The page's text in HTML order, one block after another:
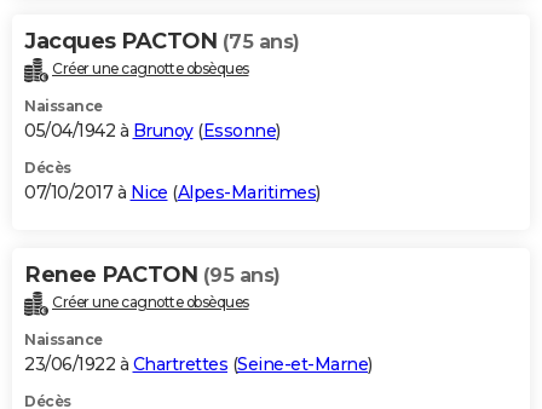
Jacques PACTON (75 ans)
Créer une cagnotte obsèques
Naissance
05/04/1942 à Brunoy(Essonne)
Décès
07/10/2017 à Nice (Alpes-Maritimes)
Renee PACTON (95 ans)
Créer une cagnotte obsèques
Naissance
23/06/1922 à Chartrettes (Seine-et-Marne)
Décès